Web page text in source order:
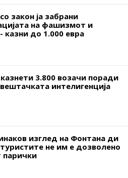
закон ја забрани
на фашизмот и
казни до 1.000 евра
3.800 возачи поради
интелигенција
изглед на Фонтана ди
не им е дозволено
парички